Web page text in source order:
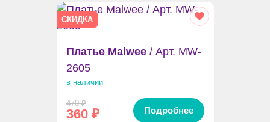
СКИДКА
Платье Malwee/ Арт. MW-
2605
в наличии
470₽
360₽ Подробнее